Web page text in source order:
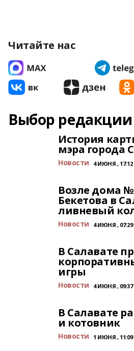
Читайте нас
Выбор редакции
История
мэра города
Новости 4 ИЮНЯ , 17:12
Возле дома №
Бекетова в
ливневый
Новости 4 ИЮНЯ , 07:29
В Салавате
игры
Новости 4 ИЮНЯ , 09:37
В Салавате
и котовник
Новости 1 ИЮНЯ , 11:09